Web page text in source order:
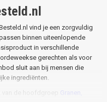
vind je een zorgvuldig
binnen uiteenlopende
in verschillende
gerechten als voor
sluit aan bij mensen die
ingrediënten.
Granen,